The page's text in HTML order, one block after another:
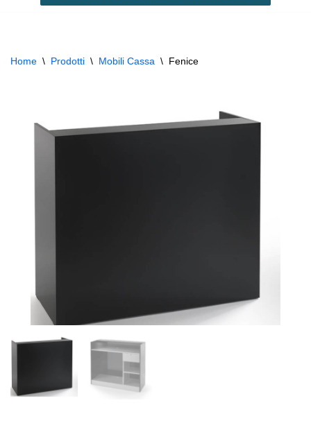
Home \ Prodotti \ Mobili Cassa \ Fenice